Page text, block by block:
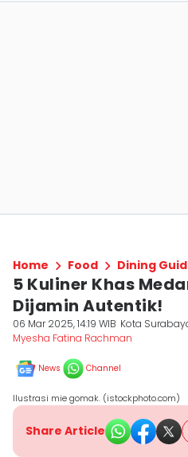
Home Food Dining
5 Kuliner Khas
Dijamin Autentik!
06 Mar 2025, 14:19 WIB Kota
Myesha Fatina Rachman
News Channel
Ilustrasi mie gomak. (istockphoto.com)
Share Article